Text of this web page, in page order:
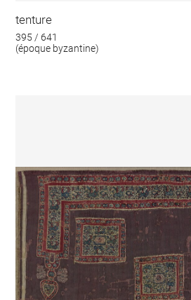
tenture
395 / 641
(époque byzantine)